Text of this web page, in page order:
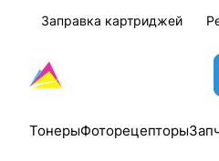
Заправка картриджей
ТонерыФоторецепторы